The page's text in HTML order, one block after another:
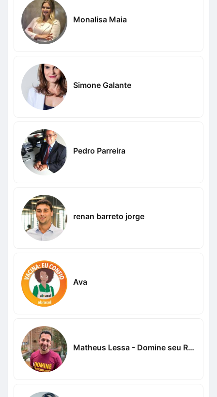
Monalisa Maia
Simone Galante
Pedro Parreira
renan barreto jorge
Ava
Matheus Lessa - Domine seu Restaurante